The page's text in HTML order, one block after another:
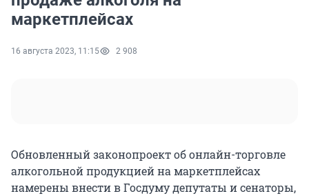
маркетплейсах
16 августа 2023, 11:15 2 908
Обновленный законопроект об онлайн-торговле
алкогольной продукцией на маркетплейсах
намерены внести в Госдуму депутаты и сенаторы,